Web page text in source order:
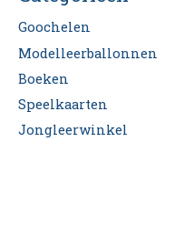
Goochelen
Modelleerballonnen
Boeken
Speelkaarten
Jongleerwinkel